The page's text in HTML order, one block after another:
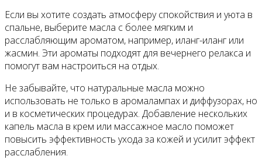
Если вы хотите создать атмосферу спокойствия и уюта в
спальне, выберите масла с более мягким и
расслабляющим ароматом, например, иланг-иланг или
жасмин. Эти ароматы подходят для вечернего релакса и
помогут вам настроиться на отдых.
Не забывайте, что натуральные масла можно
использовать не только в аромалампах и диффузорах, но
и в косметических процедурах. Добавление нескольких
капель масла в крем или массажное масло поможет
повысить эффективность ухода за кожей и усилит эффект
расслабления.